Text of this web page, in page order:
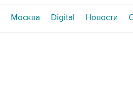
Москва Digital Новости